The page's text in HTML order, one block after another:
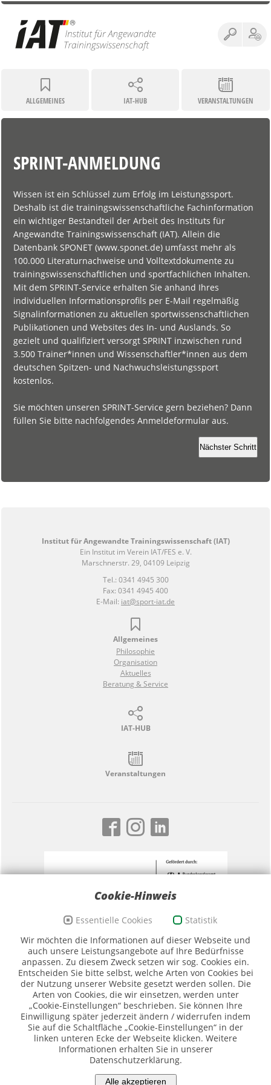
ALLGEMEINES IAT-HUB VERANSTALTUNGEN
SPRINT-ANMELDUNG
Wissen ist ein Schlüssel zum Erfolg im Leistungssport.
Deshalb ist die trainingswissenschaftliche Fachinformation
ein wichtiger Bestandteil der Arbeit des Instituts für
Angewandte Trainingswissenschaft (IAT). Allein die
Datenbank SPONET (www.sponet.de) umfasst mehr als
100.000 Literaturnachweise und Volltextdokumente zu
trainingswissenschaftlichen und sportfachlichen Inhalten.
Mit dem SPRINT-Service erhalten Sie anhand Ihres
individuellen Informationsprofils per E-Mail regelmäßig
Signalinformationen zu aktuellen sportwissenschaftlichen
Publikationen und Websites des In- und Auslands. So
gezielt und qualifiziert versorgt SPRINT inzwischen rund
3.500 Trainer*innen und Wissenschaftler*innen aus dem
deutschen Spitzen- und Nachwuchsleistungssport
kostenlos.
Sie möchten unseren SPRINT-Service gern beziehen? Dann
füllen Sie bitte nachfolgendes Anmeldeformular aus.
Nächster Schritt
Institut für Angewandte Trainingswissenschaft (IAT)
Ein Institut im Verein IAT/FES e. V.
Marschnerstr. 29, 04109 Leipzig
Tel.: 0341 4945 300
Fax: 0341 4945 400
E-Mail: iat@sport-iat.de
Allgemeines
Philosophie
Organisation
Aktuelles
Beratung & Service
IAT-HUB
Veranstaltungen
(Quelle: BKAmt)
Logo SMK (Quelle SMK)
Piktogramme: ©DOSB/Sportdeutschland
Cookie-Hinweis
Essentielle Cookies
Statistik
Wir möchten die Informationen auf dieser Webseite und
auch unsere Leistungsangebote auf Ihre Bedürfnisse
anpassen. Zu diesem Zweck setzen wir sog. Cookies ein.
Entscheiden Sie bitte selbst, welche Arten von Cookies bei
der Nutzung unserer Website gesetzt werden sollen. Die
Arten von Cookies, die wir einsetzen, werden unter
„Cookie-Einstellungen“ beschrieben. Sie können Ihre
Einwilligung später jederzeit ändern / widerrufen indem
Sie auf die Schaltfläche „Cookie-Einstellungen“ in der
linken unteren Ecke der Webseite klicken. Weitere
Informationen erhalten Sie in unserer
Datenschutzerklärung.
Alle akzeptieren